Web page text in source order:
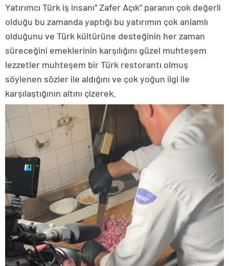
Yatırımcı Türk iş insanı” Zafer Açık” paranın çok değerli
olduğu bu zamanda yaptığı bu yatırımın çok anlamlı
olduğunu ve Türk kültürüne desteğinin her zaman
süreceğini emeklerinin karşılığını güzel muhteşem
lezzetler muhteşem bir Türk restorantı olmuş
söylenen sözler ile aldığını ve çok yoğun ilgi ile
karşılaştığının altını çizerek.